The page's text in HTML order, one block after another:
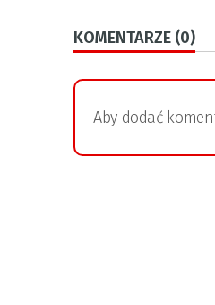
KOMENTARZE (0)
Aby dodać